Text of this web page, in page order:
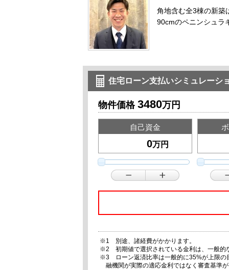
角地含む全3棟の新築
90cmのペニンシュラ
住宅ローン支払いシミュレーシ
物件価格 3480万円
自己資金
万円
※1 別途、諸経費がかかります。
※2 初期値で選択されている金利は、一般的
※3 ローン返済比率は一般的に35%が上限の
融機関が実際の適応金利ではなく審査基準